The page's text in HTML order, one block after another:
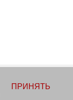
сейфов
ПРИНЯТЬ